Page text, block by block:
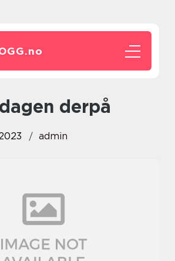
no
derpå
admin